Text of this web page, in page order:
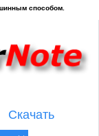
Скачать